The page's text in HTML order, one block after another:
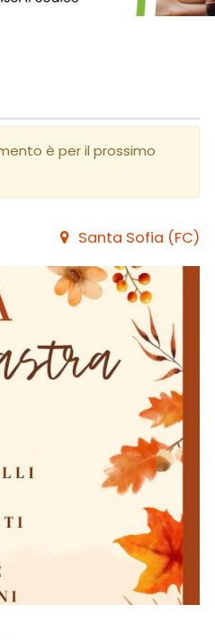
è per il prossimo
Santa Sofia (FC)